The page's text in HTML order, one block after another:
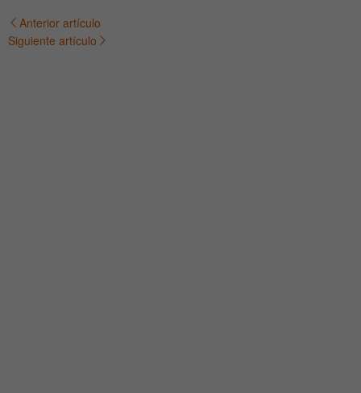
Navegación
Anterior artículo
Siguiente artículo